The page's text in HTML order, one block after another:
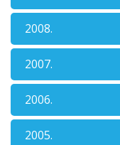
2008.
2007.
2006.
2005.